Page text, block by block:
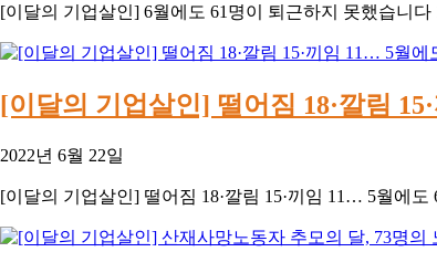
[이달의 기업살인] 6월에도 61명이 퇴근하지 못했습니
[이달의 기업살인] 떨어짐 18·깔림
2022년 6월 22일
[이달의 기업살인] 떨어짐 18·깔림 15·끼임 11… 5월에